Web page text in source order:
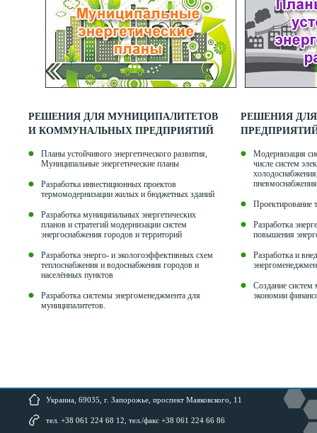
РЕШЕНИЯ ДЛЯ МУНИЦИПАЛИТЕТОВ
И КОММУНАЛЬНЫХ ПРЕДПРИЯТИЙ
Планы устойчивого энергетического развития,
Муниципальные энергетические планы
Разработка инвестиционных проектов
термомодернизации жилых и бюджетных зданий
Разработка муниципальных энергетических
планов и стратегий модернизации систем
энергоснабжения городов и территорий
Разработка энерго- и экологоэффективных схем
теплоснабжения и водоснабжения городов и
населённых пунктов
Разработка системы энергоменеджмента для
муниципалитетов.
РЕШЕНИЯ
Модернизация
числе систем
пневмоснабжения
Проектирование
Разработка
повышения
Разработка и
Создание систем
экономии
Украина, 69035, г. Запорожье, проспект Маяковского, 11
тел. +38 061 224 68 12, тел./факс +38 061 224 66 86